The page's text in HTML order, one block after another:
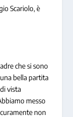
Scariolo, è
che si sono
bella partita
vista
messo
non